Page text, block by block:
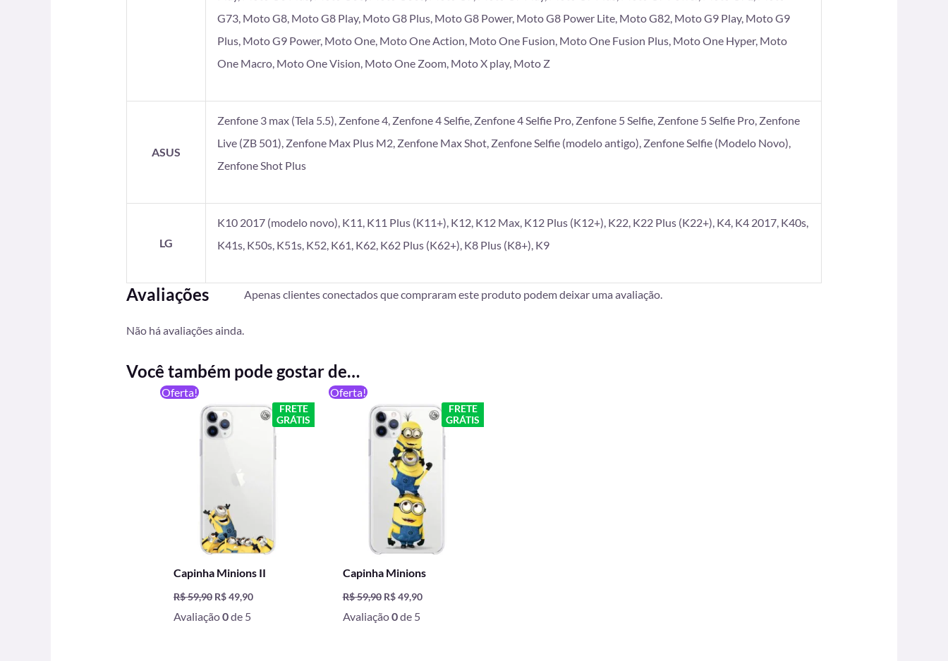
G73, Moto G8, Moto G8 Play, Moto G8 Plus, Moto G8 Power, Moto G8 Power Lite, Moto G82, Moto G9 Play, Moto G9
Plus, Moto G9 Power, Moto One, Moto One Action, Moto One Fusion, Moto One Fusion Plus, Moto One Hyper, Moto
One Macro, Moto One Vision, Moto One Zoom, Moto X play, Moto Z
ASUS
Zenfone 3 max (Tela 5.5), Zenfone 4, Zenfone 4 Selfie, Zenfone 4 Selfie Pro, Zenfone 5 Selfie, Zenfone 5 Selfie Pro, Zenfone
Live (ZB 501), Zenfone Max Plus M2, Zenfone Max Shot, Zenfone Selfie (modelo antigo), Zenfone Selfie (Modelo Novo),
Zenfone Shot Plus
LG
K10 2017 (modelo novo), K11, K11 Plus (K11+), K12, K12 Max, K12 Plus (K12+), K22, K22 Plus (K22+), K4, K4 2017, K40s,
K41s, K50s, K51s, K52, K61, K62, K62 Plus (K62+), K8 Plus (K8+), K9
Avaliações
Não há avaliações ainda.
Apenas clientes conectados que compraram este produto podem deixar uma avaliação.
Você também pode gostar de…
Oferta!
FRETE
GRÁTIS
Capinha Minions II
R$59,90
original
era:
R$ 59,90.
R$49,90
preço
atual
R$ 49,90.
Avaliação0de 5
Oferta!
FRETE
GRÁTIS
Capinha Minions
R$59,90
original
era:
R$ 59,90.
R$49,90
preço
atual
é:
R$ 49,90.
Avaliação0de 5